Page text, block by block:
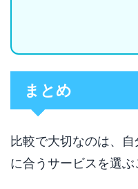
まとめ
比較で大切なのは、
に合うサービスを選ぶ